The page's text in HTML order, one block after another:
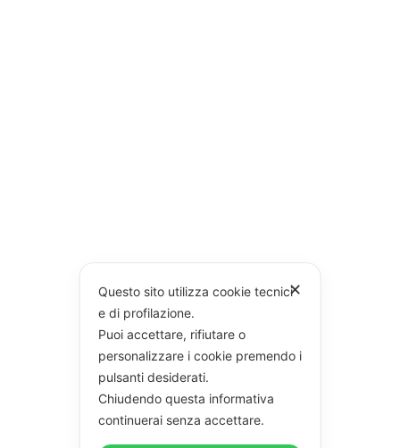
✕
Questo sito utilizza cookie tecnici
e di profilazione.
Puoi accettare, rifiutare o
personalizzare i cookie premendo i
pulsanti desiderati.
Chiudendo questa informativa
continuerai senza accettare.